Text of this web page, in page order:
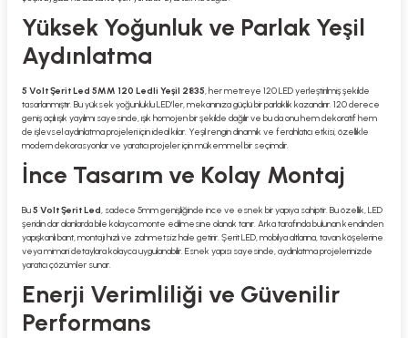
Yüksek Yoğunluk ve Parlak Yeşil
Aydınlatma
5 Volt Şerit Led 5MM 120 Ledli Yeşil 2835, her metreye 120 LED yerleştirilmiş şekilde
tasarlanmıştır. Bu yüksek yoğunluklu LED’ler, mekanınıza güçlü bir parlaklık kazandırır. 120 derece
geniş açılı ışık yayılımı sayesinde, ışık homojen bir şekilde dağılır ve bu da onu hem dekoratif hem
de işlevsel aydınlatma projeleri için ideal kılar. Yeşil rengin dinamik ve ferahlatıcı etkisi, özellikle
modern dekorasyonlar ve yaratıcı projeler için mükemmel bir seçimdir.
İnce Tasarım ve Kolay Montaj
Bu5 Volt Şerit Led, sadece 5mm genişliğinde ince ve esnek bir yapıya sahiptir. Bu özellik, LED
şeridin dar alanlarda bile kolayca monte edilmesine olanak tanır. Arka tarafında bulunan kendinden
yapışkanlı bant, montajı hızlı ve zahmetsiz hale getirir. Şerit LED, mobilya altlarına, tavan köşelerine
veya mimari detaylara kolayca uygulanabilir. Esnek yapısı sayesinde, aydınlatma projelerinizde
yaratıcı çözümler sunar.
Enerji Verimliliği ve Güvenilir
Performans